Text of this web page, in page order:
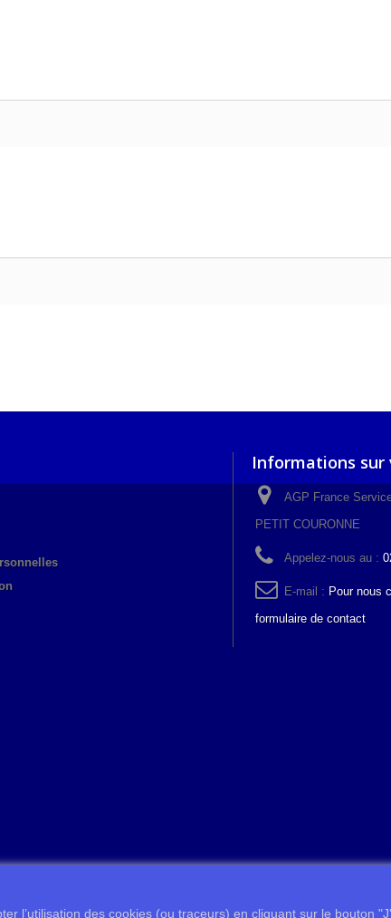
Informations
AGP France
PETIT COURONNE
Appelez-nous au :
E-mail : Pour nous
formulaire de contact
l’utilisation des cookies (ou traceurs) en cliquant sur le bouton